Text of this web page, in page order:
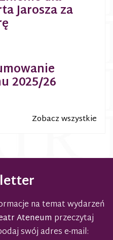
Jarosza za
2025/26
Zobacz wszystkie
na temat wydarzeń
Ateneum przeczytaj
swój adres e-mail: